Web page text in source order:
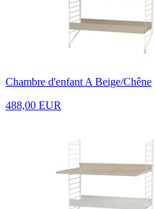
Chambre d'enfant A Beige/Chêne
488,00 EUR